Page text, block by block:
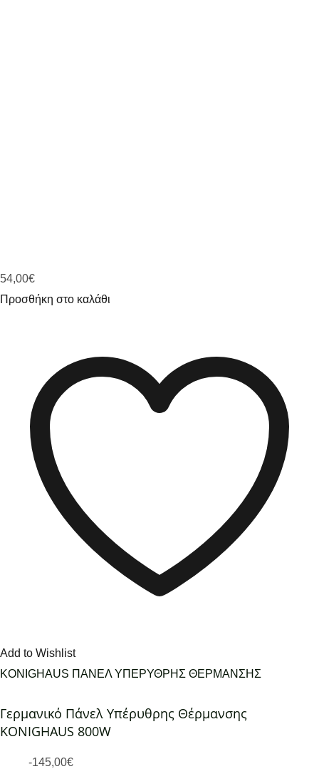
54,00€
Προσθήκη στο καλάθι
Add to Wishlist
KONIGHAUS ΠΑΝΕΛ ΥΠΕΡΥΘΡΗΣ ΘΕΡΜΑΝΣΗΣ
Γερμανικό Πάνελ Υπέρυθρης Θέρμανσης
KONIGHAUS 800W
-145,00€